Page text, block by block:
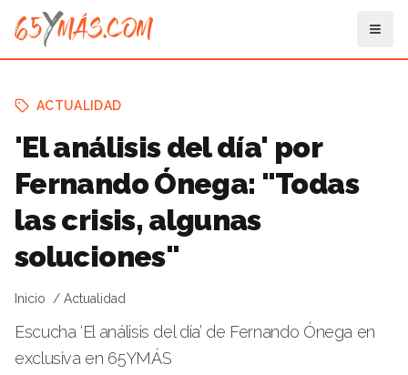
ACTUALIDAD
'El análisis del día' por
Fernando Ónega: "Todas
las crisis, algunas
soluciones"
Inicio Actualidad
Escucha ‘El análisis del día’ de Fernando Ónega en
exclusiva en 65YMÁS